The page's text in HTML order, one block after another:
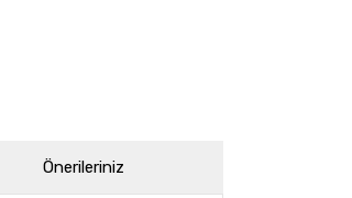
Önerileriniz